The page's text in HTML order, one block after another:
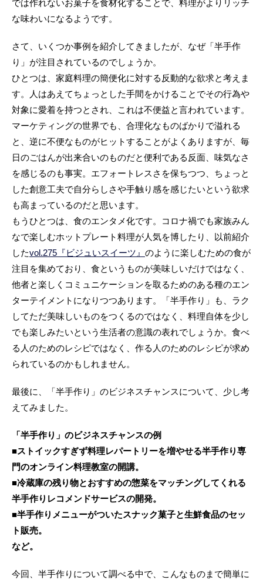
では作れないお菓子を食材化することで、料理がよりリッチ
な味わいになるようです。
さて、いくつか事例を紹介してきましたが、なぜ「半手作
り」が注目されているのでしょうか。
ひとつは、家庭料理の簡便化に対する反動的な欲求と考えま
す。人はあえてちょっとした手間をかけることでその行為や
対象に愛着を持つとされ、これは不便益と言われています。
マーケティングの世界でも、合理化なものばかりで溢れる
と、逆に不便なものがヒットすることがよくありますが、毎
日のごはんが出来合いのものだと便利である反面、味気なさ
を感じるのも事実。エフォートレスさを保ちつつ、ちょっと
した創意工夫で自分らしさや手触り感を感じたいという欲求
も高まっているのだと思います。
もうひとつは、食のエンタメ化です。コロナ禍でも家族みん
なで楽しむホットプレート料理が人気を博したり、以前紹介
したvol.275『ビジュいスイーツ』 のように楽しむための食が
注目を集めており、食というものが美味しいだけではなく、
他者と楽しくコミュニケーションを取るためのある種のエン
ターテイメントになりつつあります。「半手作り」も、ラク
してただ美味しいものをつくるのではなく、料理自体を少し
でも楽しみたいという生活者の意識の表れでしょうか。食べ
る人のためのレシピではなく、作る人のためのレシピが求め
られているのかもしれません。
最後に、「半手作り」のビジネスチャンスについて、少し考
えてみました。
「半手作り」のビジネスチャンスの例
■ストイックすぎず料理レパートリーを増やせる半手作り専
門のオンライン料理教室の開講。
■冷蔵庫の残り物とおすすめの惣菜をマッチングしてくれる
半手作りレコメンドサービスの開発。
■半手作りメニューがついたスナック菓子と生鮮食品のセッ
ト販売。
など。
今回、半手作りについて調べる中で、こんなものまで簡単に